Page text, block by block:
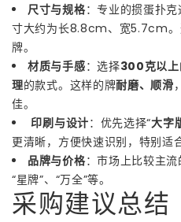
尺寸与规格：专业的掼蛋扑
寸大约为长8.8cm、宽5.7cm。
牌。
材质与手感：选择300克以上
理的款式。这样的牌耐磨、顺滑
佳。
️ 印刷与设计：优先选择“大字
更清晰，方便快速识别，特别适
品牌与价格：市场上比较主流
“星牌”、“万全”等。
采购建议总结